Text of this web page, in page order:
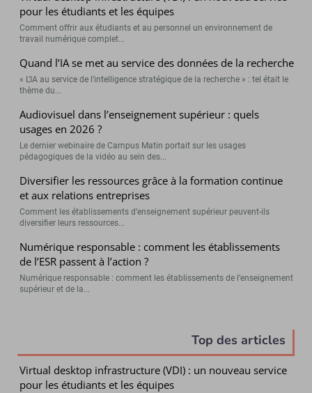
pour les étudiants et les équipes
Comment offrir aux étudiants et au personnel un environnement de
travail numérique complet...
Quand l’IA se met au service des données de la recherche
« L’IA au service de l’intelligence stratégique de la recherche » : tel était le
thème du...
Audiovisuel dans l’enseignement supérieur : quels
usages en 2026 ?
Le dernier webinaire de Campus Matin portait sur les usages
pédagogiques de la vidéo au sein des...
Diversifier les ressources grâce à la formation continue
et aux relations entreprises
Comment les établissements d’enseignement supérieur peuvent-ils
diversifier leurs ressources...
Numérique responsable : comment les établissements
de l’ESR passent à l’action ?
Numérique responsable : comment les établissements de l’enseignement
supérieur et de la...
Top des articles
Virtual desktop infrastructure (VDI) : un nouveau service
pour les étudiants et les équipes